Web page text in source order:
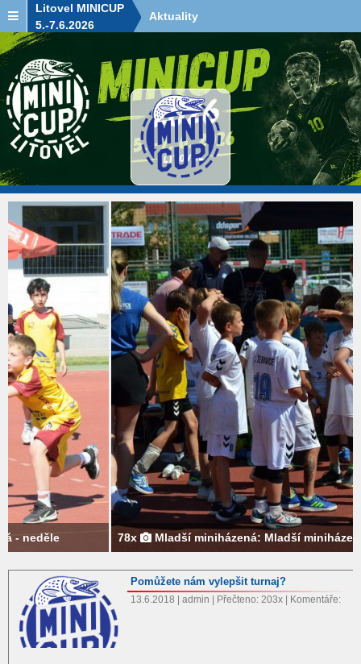
Litovel MINICUP
5.-7.6.2026
Aktuality
78x Mladší miniházená: Mladší miniházená - neděle
Pomůžete nám vylepšit turnaj?
13.6.2018 | admin | Přečteno: 203x | Komentáře: